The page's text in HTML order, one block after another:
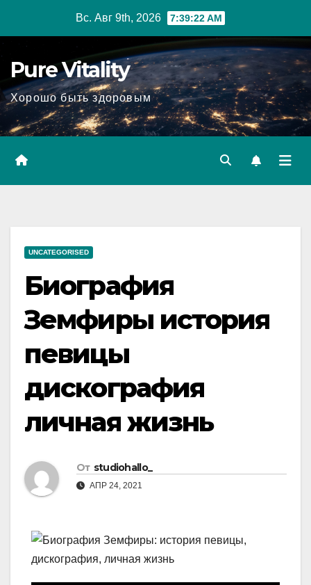
Вс. Авг 9th, 2026 7:39:23 AM
Pure Vitality
Хорошо быть здоровым
UNCATEGORISED
Биография
Земфиры история
певицы
дискография
личная жизнь
От studiohallo_
АПР 24, 2021